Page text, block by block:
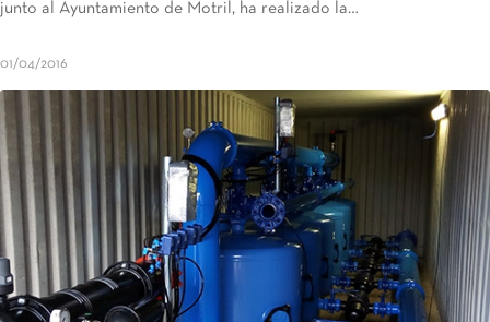
junto al Ayuntamiento de Motril, ha realizado la…
01/04/2016